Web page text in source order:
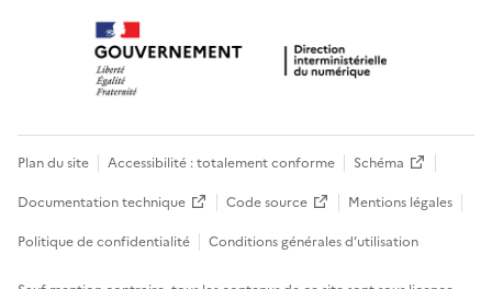
Plan du site Accessibilité : totalement conforme
Schéma
Documentation technique
Code source
Mentions légales
Politique de confidentialité
Conditions générales d’utilisation